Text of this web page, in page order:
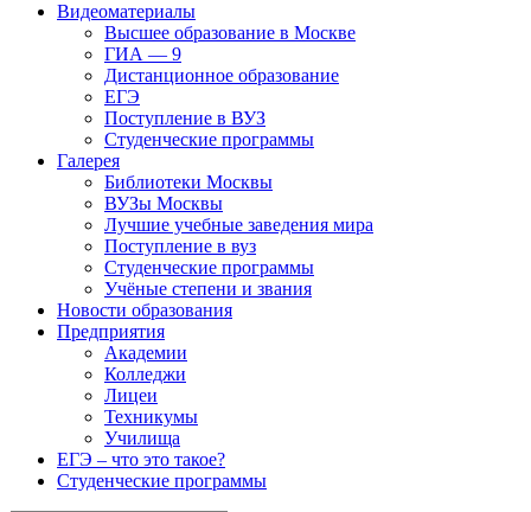
Видеоматериалы
Высшее образование в Москве
ГИА — 9
Дистанционное образование
ЕГЭ
Поступление в ВУЗ
Студенческие программы
Галерея
Библиотеки Москвы
ВУЗы Москвы
Лучшие учебные заведения мира
Поступление в вуз
Студенческие программы
Учёные степени и звания
Новости образования
Предприятия
Академии
Колледжи
Лицеи
Техникумы
Училища
ЕГЭ – что это такое?
Студенческие программы